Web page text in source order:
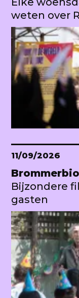
weten over
11/09/2026
Bijzondere
gasten